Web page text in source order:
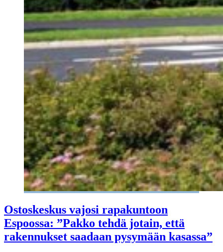
Ostoskeskus vajosi rapakuntoon
Espoossa: ”Pakko tehdä jotain, että
rakennukset saadaan pysymään kasassa”